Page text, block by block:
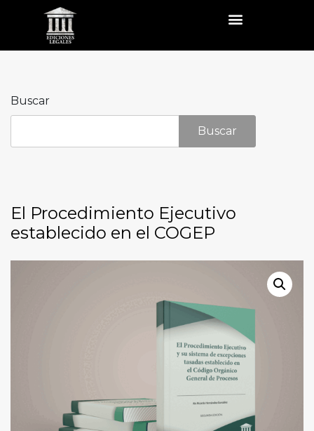
Buscar
Buscar
El Procedimiento Ejecutivo
establecido en el COGEP